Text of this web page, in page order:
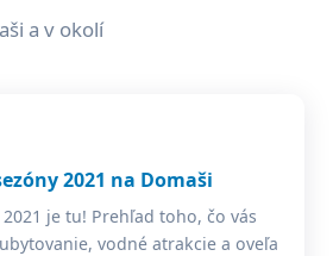
a v okolí
2021 na Domaši
je tu! Prehľad toho, čo vás
vodné atrakcie a oveľa